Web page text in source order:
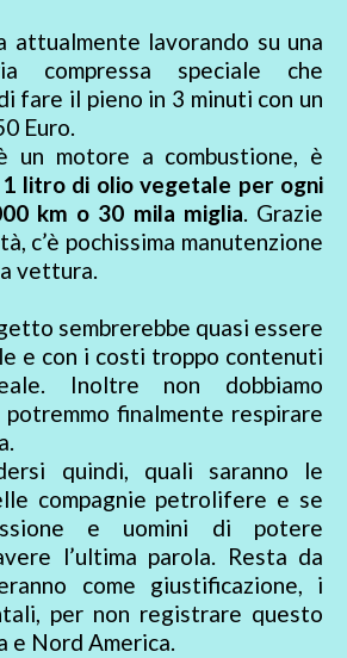
attualmente lavorando su una
compressa speciale che
fare il pieno in 3 minuti con un
Euro.
un motore a combustione, è
litro di olio vegetale per ogni
km o 30 mila miglia. Grazie
c’è pochissima manutenzione
vettura.
sembrerebbe quasi essere
e con i costi troppo contenuti
Inoltre non dobbiamo
finalmente respirare
quindi, quali saranno le
compagnie petrolifere e se
e uomini di potere
l’ultima parola. Resta da
come giustificazione, i
per non registrare questo
e Nord America.